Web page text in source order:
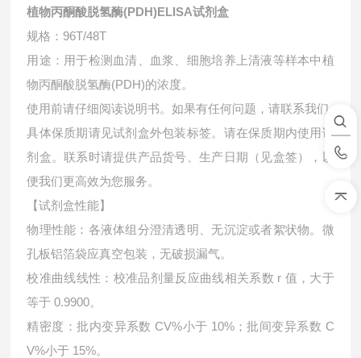
植物丙酮酸脱氢酶(PDH)ELISA试剂盒
规格：96T/48T
用途：用于检测血清、血浆、细胞培养上清液等样本中植
物丙酮酸脱氢酶(PDH)的浓度。
使用前请仔细阅读说明书。如果有任何问题，请联系我们
具体保质期请见试剂盒外包装标签。请在保质期内使用试
剂盒。联系时请提供产品货号、生产日期（见盒签），以
便我们更高效为您服务。
【试剂盒性能】
物理性能：各液体组分澄清透明、无沉淀或者絮状物。微
孔板铝箔袋应真空包装，无破损漏气。
校准曲线线性：校准品剂量反应曲线相关系数 r 值，大于
等于 0.9900。
精密度：批内变异系数 CV%小于 10%；批间变异系数 C
V%小于 15%。